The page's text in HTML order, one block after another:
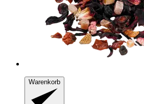
Warenkorb